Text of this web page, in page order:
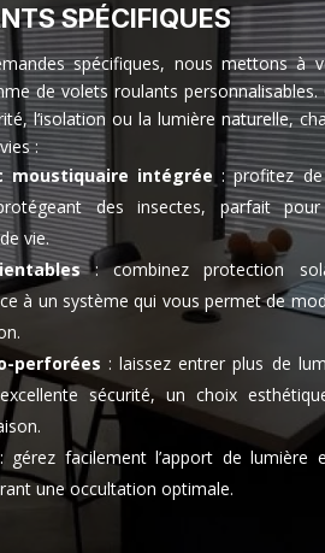
SPÉCIFIQUES
spécifiques, nous mettons à
de volets roulants personnalisables.
l’isolation ou la lumière naturelle,
:
moustiquaire intégrée : profitez de
des insectes, parfait
vie.
: combinez protection
à un système qui vous permet de
perforées : laissez entrer plus de
sécurité, un choix
gérez facilement l’apport de lumière
une occultation optimale.